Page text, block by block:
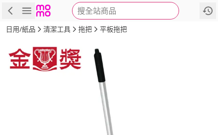
搜全站商品
商品 評價 詳情
日用/紙品 清潔工具 拖把 平板拖把